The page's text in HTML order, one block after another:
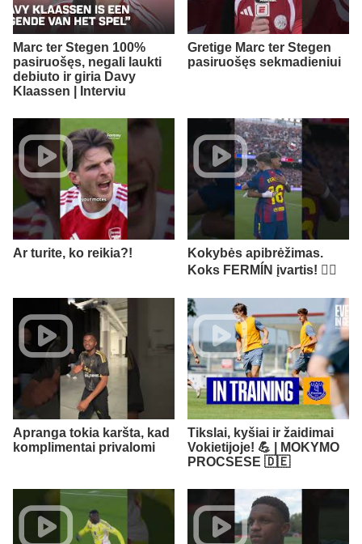
Marc ter Stegen 100%
pasiruošęs, negali laukti
debiuto ir giria Davy
Klaassen | Interviu
Gretige Marc ter Stegen
pasiruošęs sekmadieniui
Ar turite, ko reikia?!
Kokybės apibrėžimas.
Koks FERMÍN įvartis! 😮‍💨
Apranga tokia karšta, kad
komplimentai privalomi
Tikslai, kyšiai ir žaidimai
Vokietijoje! 💪 | MOKYMO
PROCSESE 🇩🇪